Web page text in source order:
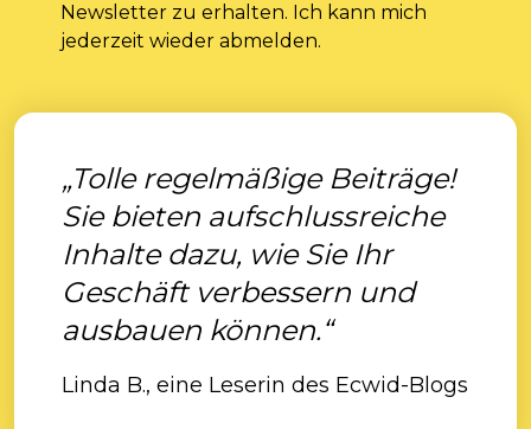
Newsletter zu erhalten. Ich kann mich
jederzeit wieder abmelden.
„Tolle regelmäßige Beiträge!
Sie bieten aufschlussreiche
Inhalte dazu, wie Sie Ihr
Geschäft verbessern und
ausbauen können.“
Linda B., eine Leserin des Ecwid-Blogs